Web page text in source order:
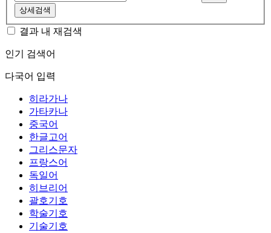
상세검색
결과 내 재검색
인기 검색어
다국어 입력
히라가나
가타카나
중국어
한글고어
그리스문자
프랑스어
독일어
히브리어
괄호기호
학술기호
기술기호